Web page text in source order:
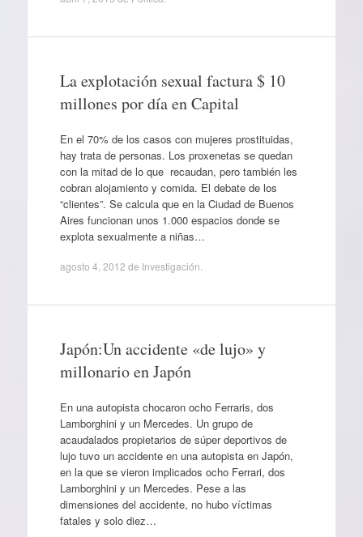
La explotación sexual factura $ 10
millones por día en Capital
En el 70% de los casos con mujeres prostituidas,
hay trata de personas. Los proxenetas se quedan
con la mitad de lo que recaudan, pero también les
cobran alojamiento y comida. El debate de los
“clientes”. Se calcula que en la Ciudad de Buenos
Aires funcionan unos 1.000 espacios donde se
explota sexualmente a niñas…
agosto 4, 2012 de Investigación
Japón:Un accidente «de lujo» y
millonario en Japón
En una autopista chocaron ocho Ferraris, dos
Lamborghini y un Mercedes. Un grupo de
acaudalados propietarios de súper deportivos de
lujo tuvo un accidente en una autopista en Japón,
en la que se vieron implicados ocho Ferrari, dos
Lamborghini y un Mercedes. Pese a las
dimensiones del accidente, no hubo víctimas
fatales y solo diez…